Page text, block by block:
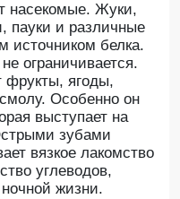
насекомые. Жуки,
пауки и различные
источником белка.
ограничивается.
фрукты, ягоды,
Особенно он
выступает на
зубами
вязкое лакомство
углеводов,
жизни.